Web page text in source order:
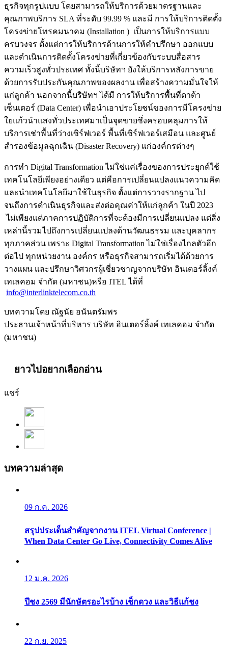
ธุรกิจทุกรูปแบบ โดยสามารถให้บริการด้วยมาตรฐานและ
คุณภาพบริการ SLA ที่ระดับ 99.99 % และมี การให้บริการติดตั้ง
โครงข่ายโทรคมนาคม (Installation ) เป็นการให้บริการแบบ
ครบวงจร ตั้งแต่การให้บริการด้านการให้คำปรึกษา ออกแบบ
และดำเนินการติดตั้งโครงข่ายที่เกี่ยวข้องกับระบบสื่อสาร
ความเร็วสูงทั่วประเทศ ทั้งนี้บริษัทฯ ยังให้บริการหลังการขาย
ด้วยการรับประกันคุณภาพของผลงาน เพื่อสร้างความมั่นใจให้
แก่ลูกค้า นอกจากนี้บริษัทฯ ได้มี การให้บริการพื้นที่ดาต้า
เซ็นเตอร์ (Data Center) เพื่อนำเอาประโยชน์ของการมีโครงข่าย
ใยแก้วนำแสงทั่วประเทศมาเป็นจุดขายซึ่งครอบคลุมการให้
บริการเช่าพื้นที่ว่างเซิร์ฟเวอร์ พื้นที่เซิร์ฟเวอร์เสมือน และศูนย์
สำรองข้อมูลฉุกเฉิน (Disaster Recovery) แก่องค์กรต่างๆ
การทำ Digital Transformation ไม่ใช่แค่เรื่องของการประยุกต์ใช้
เทคโนโลยีเพียงอย่างเดียว แต่คือการเปลี่ยนแปลงแนวความคิด
และนำเทคโนโลยีมาใช้ในธุรกิจ ตั้งแต่การวางรากฐาน ไป
จนถึงการดำเนินธุรกิจและส่งต่อคุณค่าให้แก่ลูกค้า ในปี 2023
ไม่เพียงแต่ภาคการปฏิบัติการที่จะต้องมีการเปลี่ยนแปลง แต่สิ่ง
เหล่านี้รวมไปถึงการเปลี่ยนแปลงด้านวัฒนธรรม และบุคลากร
ทุกภาคส่วน เพราะ Digital Transformation ไม่ใช่เรื่องไกลตัวอีก
ต่อไป ทุกหน่วยงาน องค์กร หรือธุรกิจสามารถเริ่มได้ด้วยการ
วางแผน และปรึกษาวิศวกรผู้เชี่ยวชาญจากบริษัท อินเตอร์ลิ้งค์
เทเลคอม จำกัด (มหาชน)หรือ ITEL ได้ที่
info@interlinktelecom.co.th
บทความโดย ณัฐนัย อนันตรัมพร
ประธานเจ้าหน้าที่บริหาร บริษัท อินเตอร์ลิ้งค์ เทเลคอม จำกัด
(มหาชน)
ยาวไปอยากเลือกอ่าน
แชร์
บทความล่าสุด
09 ก.ค. 2026
สรุปประเด็นสำคัญจากงาน ITEL Virtual Conference |
When Data Center Go Live, Connectivity Comes Alive
12 ม.ค. 2026
ปีชง 2569 มีนักษัตรอะไรบ้าง เช็กดวง และวิธีแก้ชง
22 ก.ย. 2025